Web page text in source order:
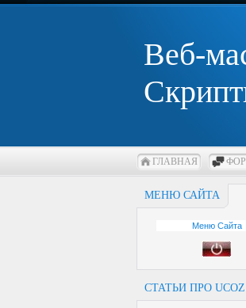
Веб-
ГЛАВНАЯ
МЕНЮ САЙТА
Меню Сайта
СТАТЬИ ПРО UCOZ